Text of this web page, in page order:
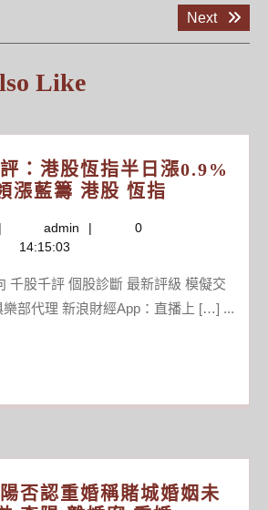
Next
Next
Like
：港股恆指半日漲0.9%
漲藍籌 港股 恆指
午
評：
港
半
澳
2017-
03-
admin admin
0
14:15:03
樂部代理 新浪財經App：直播上 […] ...
否認重婚稱賭城婚姻未